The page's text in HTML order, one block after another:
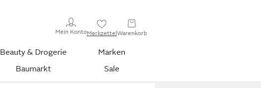
Mein KontoMerkzettelWarenkorb
Beauty & Drogerie
Marken
Baumarkt Sale